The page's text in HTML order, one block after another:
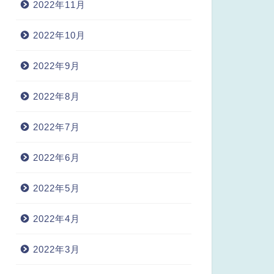
2022年11月
2022年10月
2022年9月
2022年8月
2022年7月
2022年6月
2022年5月
2022年4月
2022年3月